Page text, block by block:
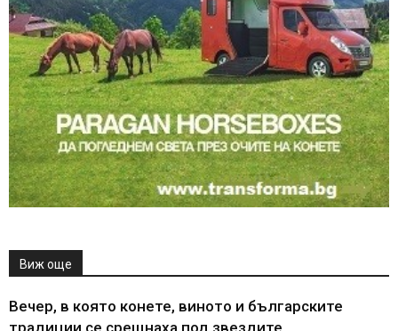
Виж още
Вечер, в която конете, виното и българските
традиции се срещнаха под звездите